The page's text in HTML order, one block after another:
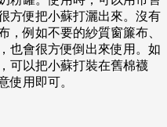
方便把小蘇打灑出來。沒有
，例如不要的紗質窗簾布、
也會很方便倒出來使用。如
可以把小蘇打裝在舊棉襪
使用即可。